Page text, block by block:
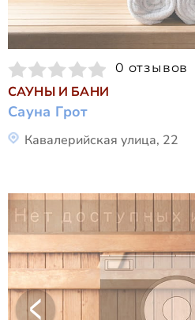
0 отзывов
САУНЫ И БАНИ
Сауна Грот
Кавалерийская улица, 22